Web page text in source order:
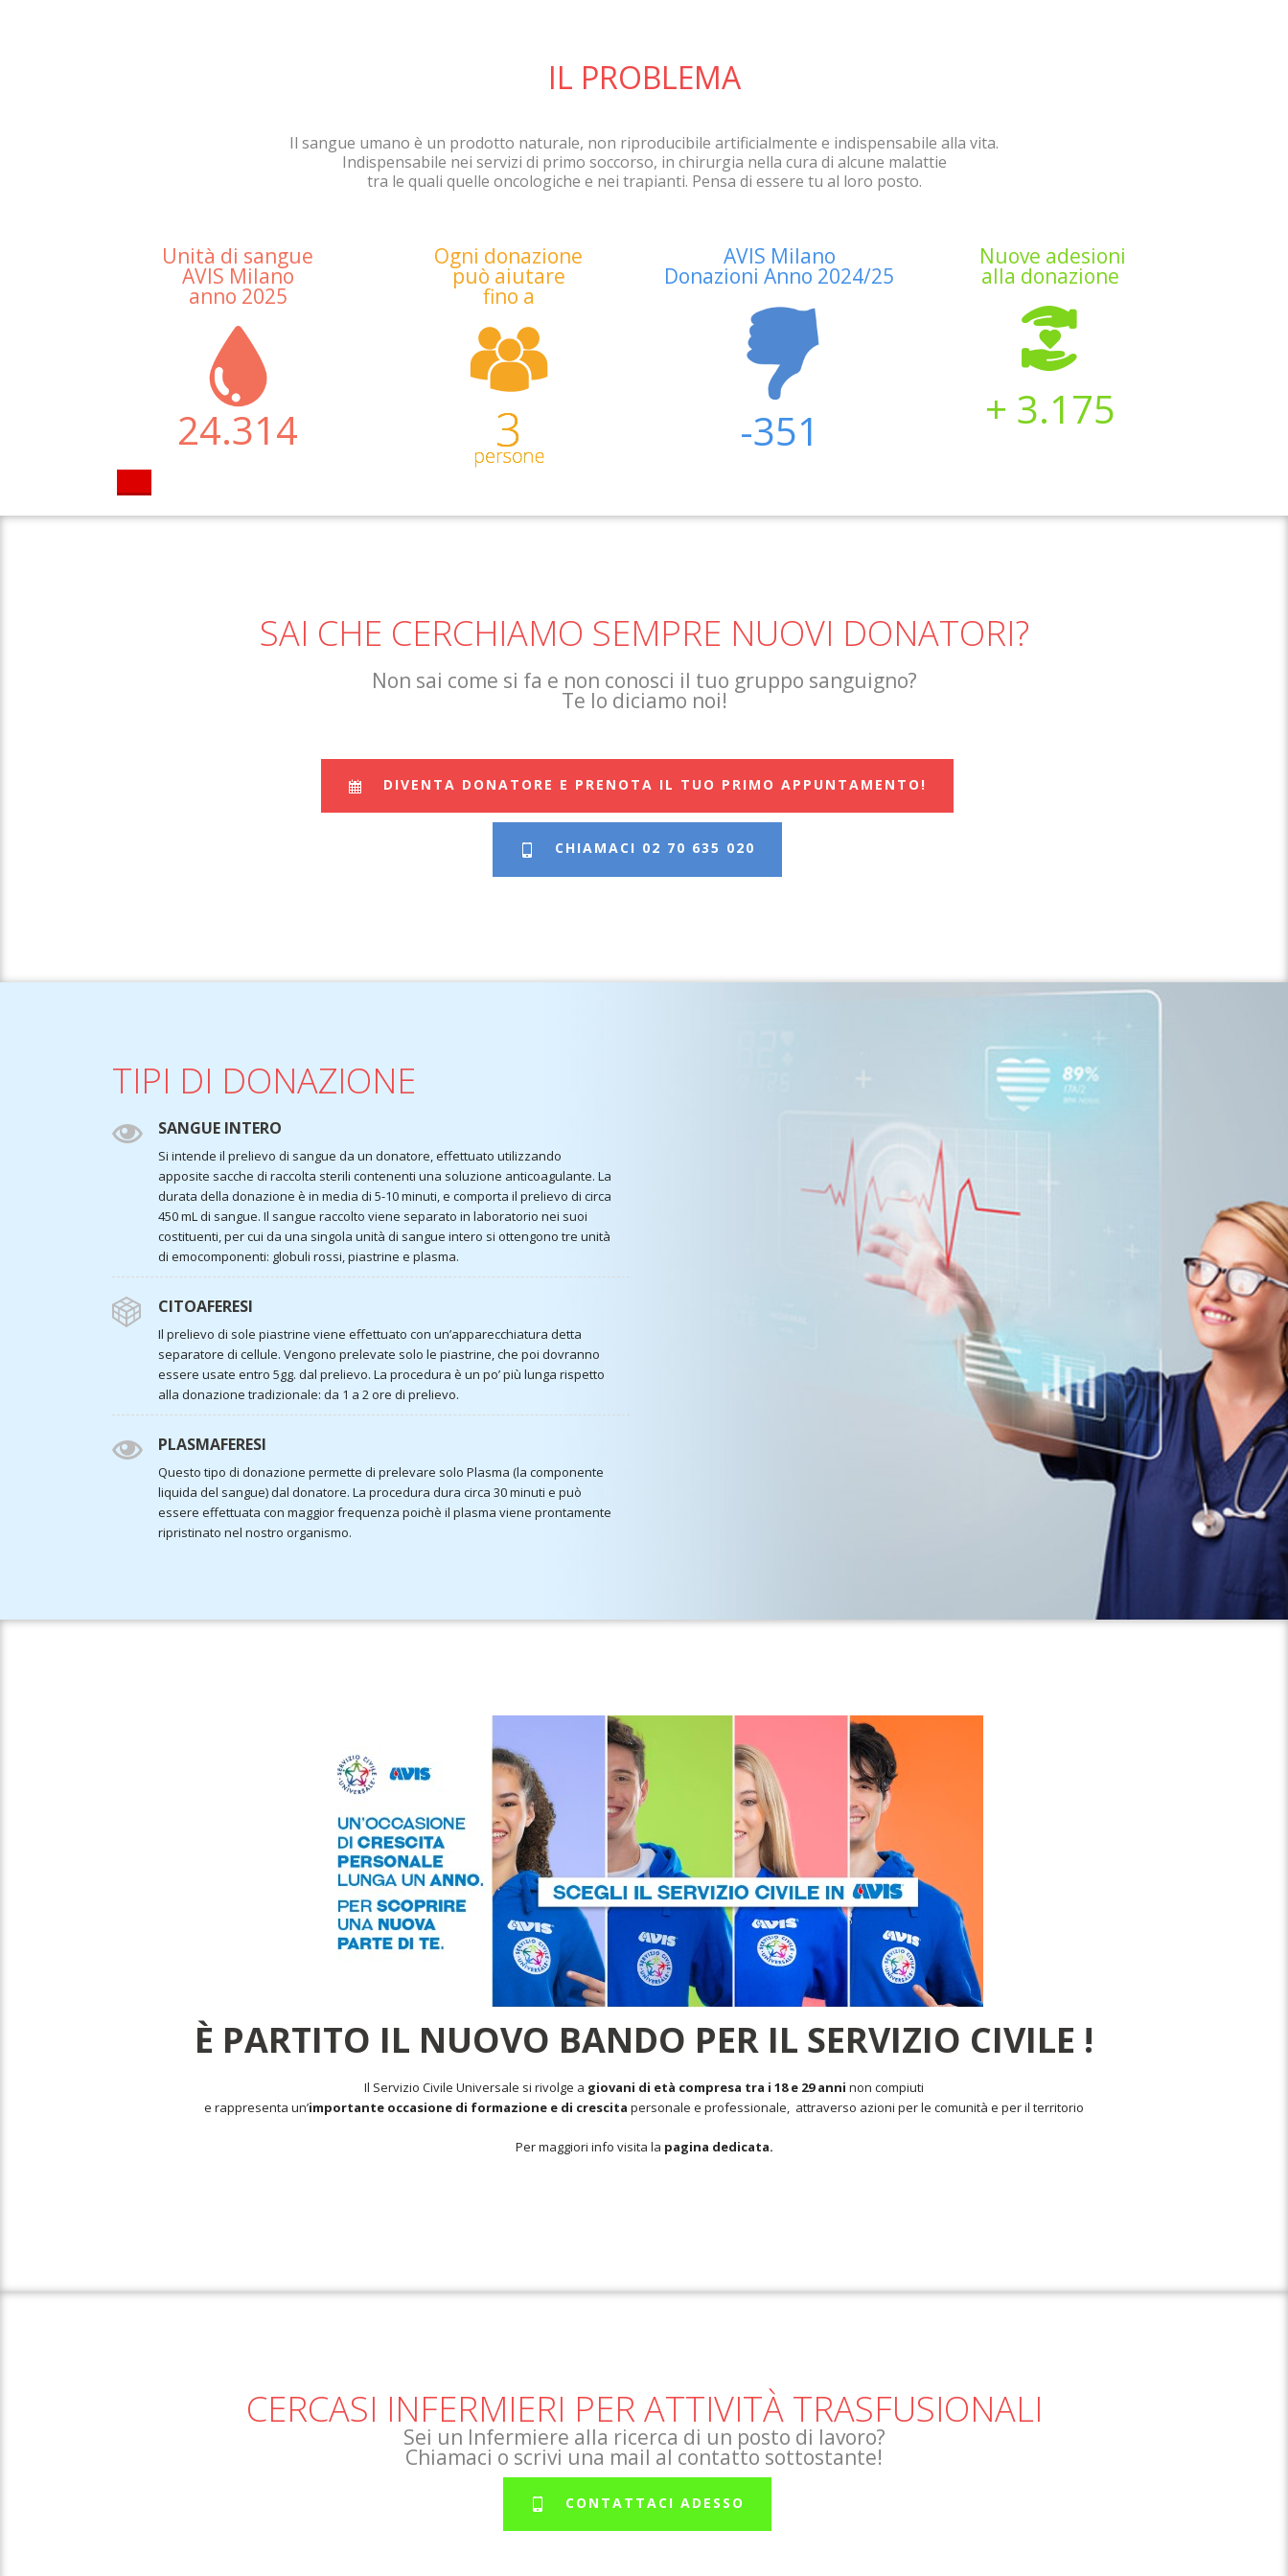
IL PROBLEMA
Il sangue umano è un prodotto naturale, non riproducibile artificialmente e indispensabile alla vita.
Indispensabile nei servizi di primo soccorso, in chirurgia nella cura di alcune malattie
tra le quali quelle oncologiche e nei trapianti. Pensa di essere tu al loro posto.
Unità di sangue
AVIS Milano
anno 2025
24.314
Ogni donazione
può aiutare
fino a
AVIS Milano
Donazioni Anno 2024/25
-351
Nuove adesioni
alla donazione
+ 3.175
SAI CHE CERCHIAMO SEMPRE NUOVI DONATORI?
Non sai come si fa e non conosci il tuo gruppo sanguigno?
Te lo diciamo noi!
DIVENTA DONATORE E PRENOTA IL TUO PRIMO APPUNTAMENTO!
CHIAMACI 02 70 635 020
TIPI DI DONAZIONE
SANGUE INTERO
Si intende il prelievo di sangue da un donatore, effettuato utilizzando
apposite sacche di raccolta sterili contenenti una soluzione anticoagulante. La
durata della donazione è in media di 5-10 minuti, e comporta il prelievo di circa
450 mL di sangue. Il sangue raccolto viene separato in laboratorio nei suoi
costituenti, per cui da una singola unità di sangue intero si ottengono tre unità
di emocomponenti: globuli rossi, piastrine e plasma.
CITOAFERESI
Il prelievo di sole piastrine viene effettuato con un’apparecchiatura detta
separatore di cellule. Vengono prelevate solo le piastrine, che poi dovranno
essere usate entro 5gg. dal prelievo. La procedura è un po’ più lunga rispetto
alla donazione tradizionale: da 1 a 2 ore di prelievo.
PLASMAFERESI
Questo tipo di donazione permette di prelevare solo Plasma (la componente
liquida del sangue) dal donatore. La procedura dura circa 30 minuti e può
essere effettuata con maggior frequenza poichè il plasma viene prontamente
ripristinato nel nostro organismo.
È PARTITO IL NUOVO BANDO PER IL SERVIZIO CIVILE !
Il Servizio Civile Universale si rivolge a giovani di età compresa tra i 18 e 29 anni non compiuti
e rappresenta un’importante occasione di formazione e di crescita personale e professionale, attraverso azioni per le comunità e per il territorio
Per maggiori info visita la pagina dedicata.
CERCASI INFERMIERI PER ATTIVITÀ TRASFUSIONALI
Sei un Infermiere alla ricerca di un posto di lavoro?
Chiamaci o scrivi una mail al contatto sottostante!
CONTATTACI ADESSO